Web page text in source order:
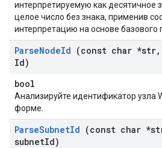
интерпретируемую как десятичное
целое число без знака, применив
интерпретацию на основе базового
ParseNodeId (const char *str,
Id)
bool
Анализируйте идентификатор узла
форме.
ParseSubnetId (const char
subnetId)